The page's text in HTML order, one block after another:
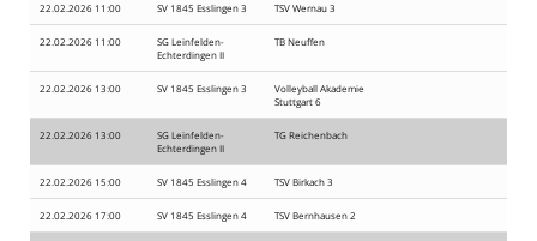
22.02.2026 11:00 SV 1845 Esslingen 3 TSV Wernau 3
22.02.2026 11:00
SG Leinfelden-
Echterdingen II
TB Neuffen
22.02.2026 13:00 SV 1845 Esslingen 3
Volleyball Akademie
Stuttgart 6
22.02.2026 13:00
SG Leinfelden-
Echterdingen II
TG Reichenbach
22.02.2026 15:00 SV 1845 Esslingen 4 TSV Birkach 3
22.02.2026 17:00 SV 1845 Esslingen 4 TSV Bernhausen 2